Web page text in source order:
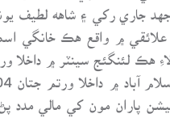
جاري رکي ۽ شاهه
علائقي ۾ واقع هڪ خانگي
هڪ لئنگئج سينٽر ۾ داخلا
پاران مون کي مالي